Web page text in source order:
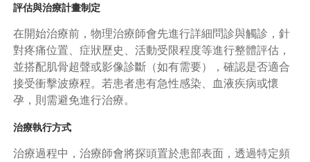
評估與治療計畫制定
在開始治療前，物理治療師會先進行詳細問診與觸診，針
對疼痛位置、症狀歷史、活動受限程度等進行整體評估，
並搭配肌骨超聲或影像診斷（如有需要），確認是否適合
接受衝擊波療程。若患者患有急性感染、血液疾病或懷
孕，則需避免進行治療。
治療執行方式
治療過程中，治療師會將探頭置於患部表面，透過特定頻